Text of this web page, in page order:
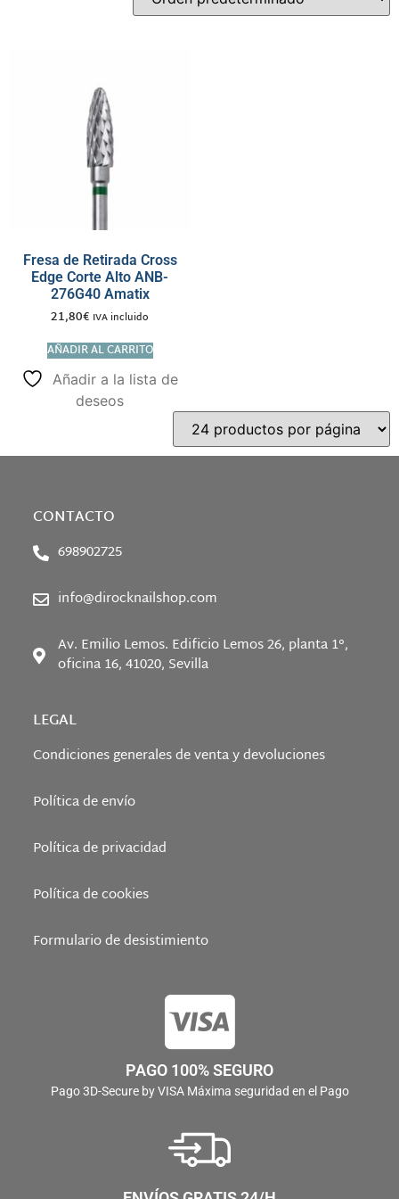
Fresa de Retirada Cross
Edge Corte Alto ANB-
276G40 Amatix
21,80€ IVA incluido
AÑADIR AL CARRITO
Añadir a la lista de
deseos
CONTACTO
698902725
info@dirocknailshop.com
Av. Emilio Lemos. Edificio Lemos 26, planta 1°,
oficina 16, 41020, Sevilla
LEGAL
Condiciones generales de venta y devoluciones
Política de envío
Política de privacidad
Política de cookies
Formulario de desistimiento
PAGO 100% SEGURO
Pago 3D-Secure by VISA Máxima seguridad en el Pago